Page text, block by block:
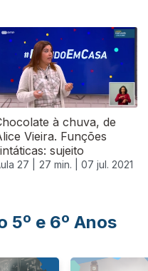
à chuva, de
Vieira. Funções
sujeito
27 | 27 min. | 07 jul. 2021
5º e 6º Anos